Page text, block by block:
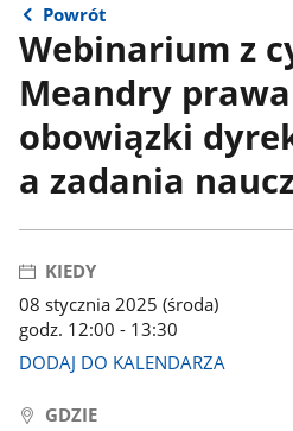
Powrót
Webinarium z
Meandry
obowiązki
a zadania
KIEDY
08 stycznia 2025 (środa)
godz. 12:00 - 13:30
DODAJ DO KALENDARZA
GDZIE